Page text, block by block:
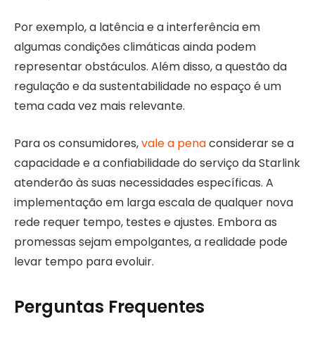
Por exemplo, a latência e a interferência em
algumas condições climáticas ainda podem
representar obstáculos. Além disso, a questão da
regulação e da sustentabilidade no espaço é um
tema cada vez mais relevante.
Para os consumidores,vale a penaconsiderar se a
capacidade e a confiabilidade do serviço da Starlink
atenderão às suas necessidades específicas. A
implementação em larga escala de qualquer nova
rede requer tempo, testes e ajustes. Embora as
promessas sejam empolgantes, a realidade pode
levar tempo para evoluir.
Perguntas Frequentes